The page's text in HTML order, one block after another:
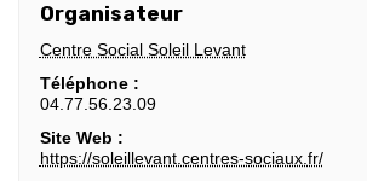
Organisateur
Centre Social Soleil Levant
Téléphone :
04.77.56.23.09
Site Web :
https://soleillevant.centres-sociaux.fr/